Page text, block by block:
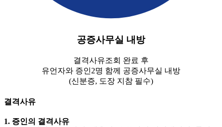
공증사무실 내방
결격사유조회 완료 후
유언자와 증인2명 함께 공증사무실 내방
(신분증, 도장 지참 필수)
결격사유
1. 증인의 결격사유​